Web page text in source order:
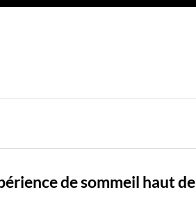
de sommeil haut de